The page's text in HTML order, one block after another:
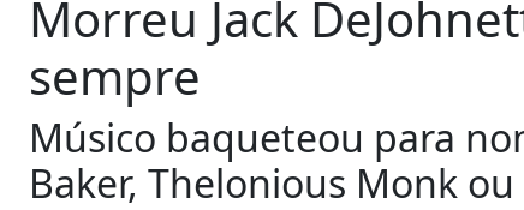
Morreu Jack
sempre
Músico baqueteou para
Baker, Thelonious Monk